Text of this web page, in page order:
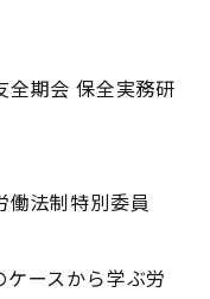
全期会 保全実務研
働法制特別委員
ースから学ぶ労